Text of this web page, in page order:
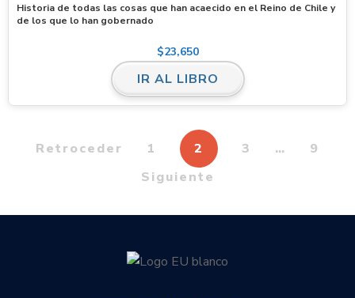
Historia de todas las cosas que han acaecido en el Reino de Chile y
de los que lo han gobernado
$23,650
IR AL LIBRO
Retroceder 1 2 3 …
9
Siguiente